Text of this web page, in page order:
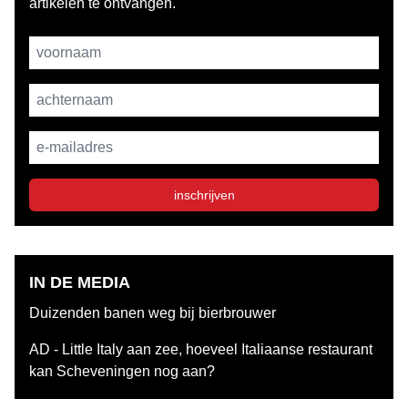
artikelen te ontvangen.
Username
achternaam
E-mailadres
inschrijven
IN DE MEDIA
Duizenden banen weg bij bierbrouwer
AD - Little Italy aan zee, hoeveel Italiaanse restaurant
kan Scheveningen nog aan?